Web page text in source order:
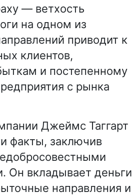
— ветхость
на одном из
приводит к
клиентов,
и постепенному
с рынка
Джеймс Таггарт
факты, заключив
Он вкладывает деньги
направления и